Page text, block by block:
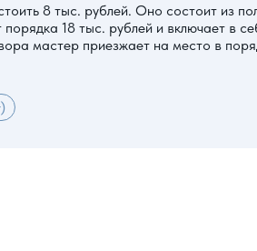
8 тыс. рублей. Оно состоит из
порядка 18 тыс. рублей и включает в
мастер приезжает на место в